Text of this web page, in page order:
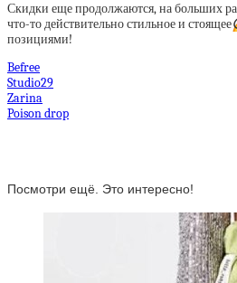
Скидки еще продолжаются, на больших
что-то действительно стильное и стоящее
позициями!
Befree
Studio29
Zarina
Poison drop
Посмотри ещё. Это интересно!